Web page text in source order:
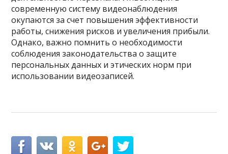
современную систему видеонаблюдения
окупаются за счет повышения эффективности
работы, снижения рисков и увеличения прибыли.
Однако, важно помнить о необходимости
соблюдения законодательства о защите
персональных данных и этических норм при
использовании видеозаписей.